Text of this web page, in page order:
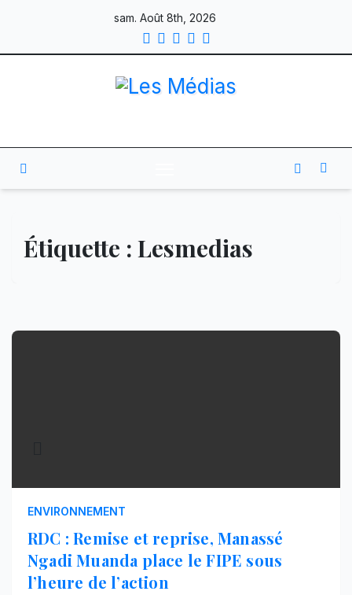
content
sam. Août 8th, 2026
Étiquette : Lesmedias
ENVIRONNEMENT
RDC : Remise et reprise, Manassé
Ngadi Muanda place le FIPE sous
l’heure de l’action